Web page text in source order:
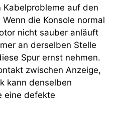
auf den
die Konsole normal
nicht sauber anläuft
an derselben Stelle
Spur ernst nehmen.
zwischen Anzeige,
kann denselben
eine defekte